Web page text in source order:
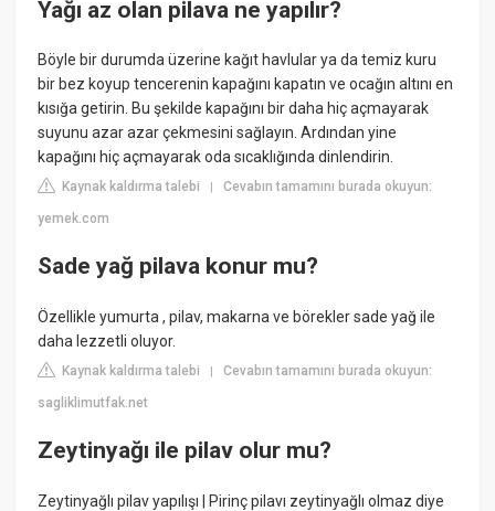
Yağı az olan pilava ne yapılır?
Böyle bir durumda üzerine kağıt havlular ya da temiz kuru
bir bez koyup tencerenin kapağını kapatın ve ocağın altını en
kısığa getirin. Bu şekilde kapağını bir daha hiç açmayarak
suyunu azar azar çekmesini sağlayın. Ardından yine
kapağını hiç açmayarak oda sıcaklığında dinlendirin.
Kaynak kaldırma talebi |Cevabın tamamını burada okuyun:
yemek.com
Sade yağ pilava konur mu?
Özellikle yumurta , pilav, makarna ve börekler sade yağ ile
daha lezzetli oluyor.
Kaynak kaldırma talebi |Cevabın tamamını burada okuyun:
sagliklimutfak.net
Zeytinyağı ile pilav olur mu?
Zeytinyağlı pilav yapılışı | Pirinç pilavı zeytinyağlı olmaz diye